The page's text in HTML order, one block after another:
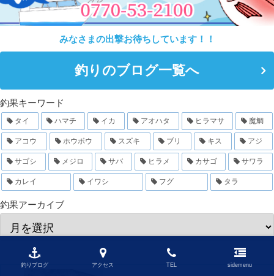
みなさまの出撃お待ちしています！！
釣りのブログ一覧へ
釣果キーワード
タイ ハマチ イカ アオハタ ヒラマサ 魔鯛
アコウ ホウボウ スズキ ブリ キス アジ
サゴシ メジロ サバ ヒラメ カサゴ サワラ
カレイ イワシ フグ タラ
釣果アーカイブ
釣りブログ アクセス TEL sidemenu